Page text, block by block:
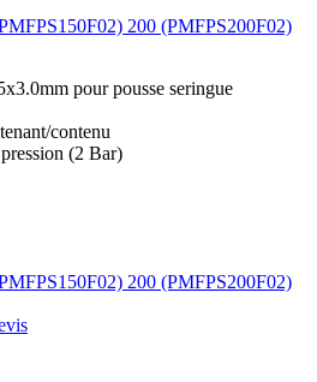
200 (PMFPS200F02)
pour pousse seringue
contenu
(2 Bar)
200 (PMFPS200F02)